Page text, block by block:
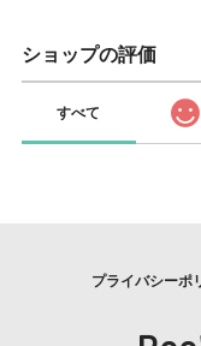
ショップの評価
すべて
プライバシーポ